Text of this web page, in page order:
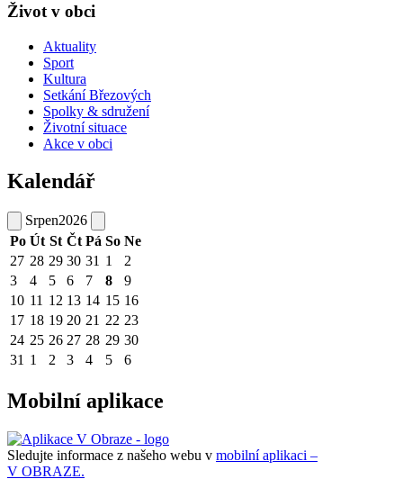
Život v obci
Aktuality
Sport
Kultura
Setkání Březových
Spolky & sdružení
Životní situace
Akce v obci
Kalendář
Srpen2026
Po Út St Čt Pá So Ne
27 28 29 30 31 1
2
3
4 5 6 7 8
9
10 11 12 13 14 15 16
17 18 19 20 21 22 23
24 25 26 27 28 29 30
31 1 2 3 4 5 6
Mobilní aplikace
Sledujte informace z našeho webu v mobilní aplikaci –
V OBRAZE.